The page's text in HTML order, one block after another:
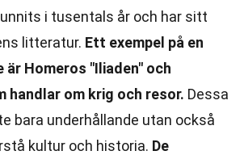
i tusentals år och har sitt
litteratur. Ett exempel på en
Homeros "Iliaden" och
handlar om krig och resor. Dessa
bara underhållande utan också
kultur och historia. De